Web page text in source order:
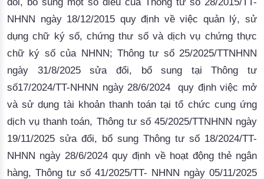
NHNN ngày 18/12/2015 quy định về việc quản lý, sử
dụng chữ ký số, chứng thư số và dịch vụ chứng thực
chữ ký số của NHNN; Thông tư số 25/2025/TTNHNN
ngày 31/8/2025 sửa đổi, bổ sung tại Thông tư
số17/2024/TT-NHNN ngày 28/6/2024 quy định việc mở
và sử dụng tài khoản thanh toán tại tổ chức cung ứng
dịch vụ thanh toán, Thông tư số 45/2025/TTNHNN ngày
19/11/2025 sửa đổi, bổ sung Thông tư số 18/2024/TT-
NHNN ngày 28/6/2024 quy định về hoạt động thẻ ngân
hàng, Thông tư số 41/2025/TT- NHNN ngày 05/11/2025